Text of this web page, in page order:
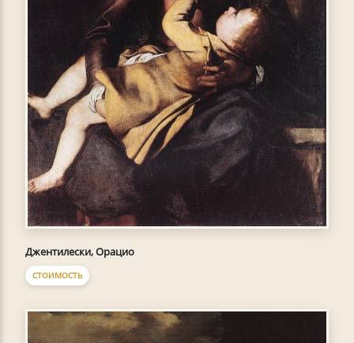
Джентилески, Орацио
СТОИМОСТЬ